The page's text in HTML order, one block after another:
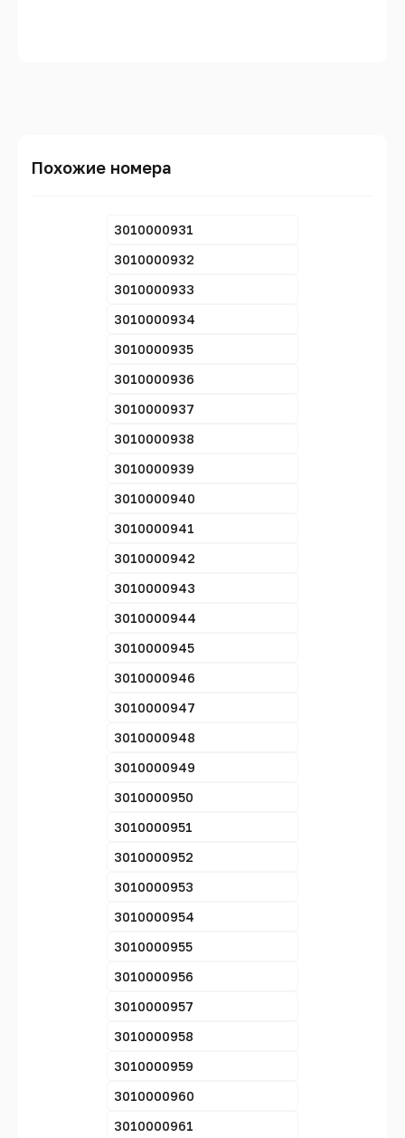
Похожие номера
3010000931
3010000932
3010000933
3010000934
3010000935
3010000936
3010000937
3010000938
3010000939
3010000940
3010000941
3010000942
3010000943
3010000944
3010000945
3010000946
3010000947
3010000948
3010000949
3010000950
3010000951
3010000952
3010000953
3010000954
3010000955
3010000956
3010000957
3010000958
3010000959
3010000960
3010000961